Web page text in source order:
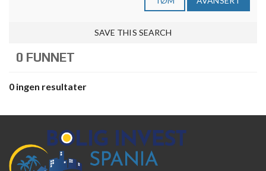
SAVE THIS SEARCH
0 FUNNET
0 ingen resultater